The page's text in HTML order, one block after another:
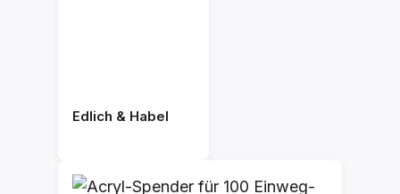
Edlich & Habel